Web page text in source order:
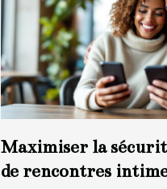
Maximiser la
de rencontres